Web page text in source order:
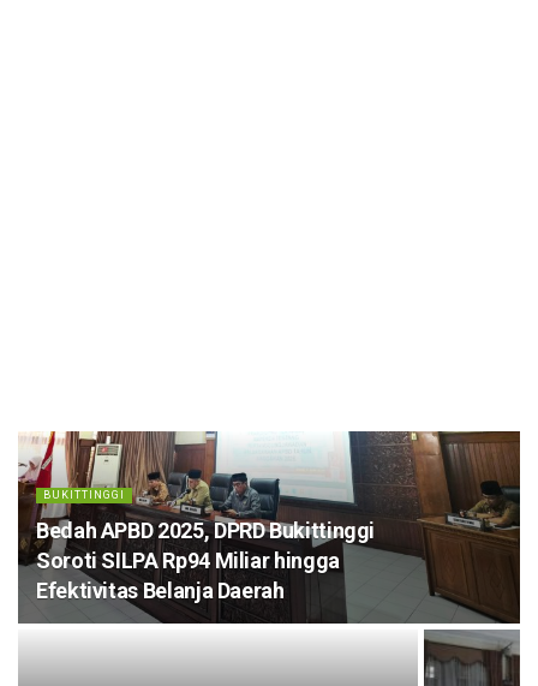
BUKITTINGGI
Bedah APBD 2025, DPRD Bukittinggi
Soroti SILPA Rp94 Miliar hingga
Efektivitas Belanja Daerah